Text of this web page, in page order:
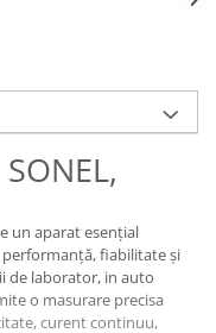
un aparat esențial
fiabilitate și
de laborator, in auto
o masurare precisa
curent continuu,